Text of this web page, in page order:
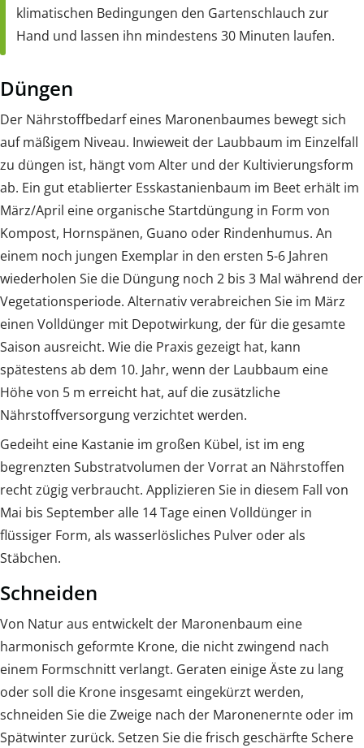
klimatischen Bedingungen den Gartenschlauch zur
Hand und lassen ihn mindestens 30 Minuten laufen.
Düngen
Der Nährstoffbedarf eines Maronenbaumes bewegt sich
auf mäßigem Niveau. Inwieweit der Laubbaum im Einzelfall
zu düngen ist, hängt vom Alter und der Kultivierungsform
ab. Ein gut etablierter Esskastanienbaum im Beet erhält im
März/April eine organische Startdüngung in Form von
Kompost, Hornspänen, Guano oder Rindenhumus. An
einem noch jungen Exemplar in den ersten 5-6 Jahren
wiederholen Sie die Düngung noch 2 bis 3 Mal während der
Vegetationsperiode. Alternativ verabreichen Sie im März
einen Volldünger mit Depotwirkung, der für die gesamte
Saison ausreicht. Wie die Praxis gezeigt hat, kann
spätestens ab dem 10. Jahr, wenn der Laubbaum eine
Höhe von 5 m erreicht hat, auf die zusätzliche
Nährstoffversorgung verzichtet werden.
Gedeiht eine Kastanie im großen Kübel, ist im eng
begrenzten Substratvolumen der Vorrat an Nährstoffen
recht zügig verbraucht. Applizieren Sie in diesem Fall von
Mai bis September alle 14 Tage einen Volldünger in
flüssiger Form, als wasserlösliches Pulver oder als
Stäbchen.
Schneiden
Von Natur aus entwickelt der Maronenbaum eine
harmonisch geformte Krone, die nicht zwingend nach
einem Formschnitt verlangt. Geraten einige Äste zu lang
oder soll die Krone insgesamt eingekürzt werden,
schneiden Sie die Zweige nach der Maronenernte oder im
Spätwinter zurück. Setzen Sie die frisch geschärfte Schere